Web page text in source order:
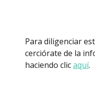
Para diligenciar
cerciórate de la
haciendo clic aquí.